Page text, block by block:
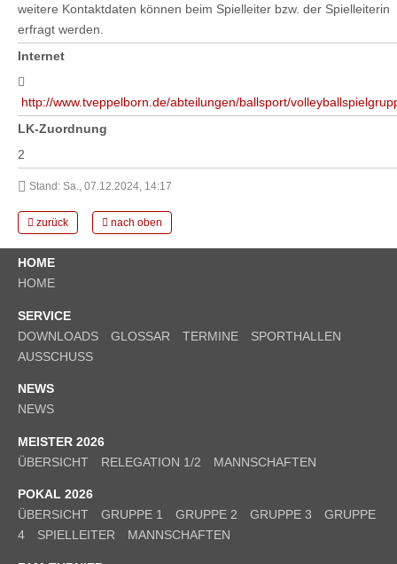
weitere Kontaktdaten können beim Spielleiter bzw. der Spielleiterin
erfragt werden.
Internet
http://www.tveppelborn.de/abteilungen/ballsport/
LK-Zuordnung
2
Stand: Sa., 07.12.2024, 14:17
zurück nach oben
HOME
HOME
SERVICE
DOWNLOADS
GLOSSAR TERMINE
SPORTHALLEN
AUSSCHUSS
NEWS
NEWS
MEISTER 2026
ÜBERSICHT
RELEGATION 1/2 MANNSCHAFTEN
POKAL 2026
ÜBERSICHT
GRUPPE 1 GRUPPE 2 GRUPPE 3
GRUPPE
4
SPIELLEITER MANNSCHAFTEN